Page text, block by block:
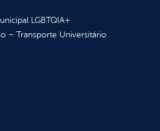
LGBTQIA+
– Transporte Universitário